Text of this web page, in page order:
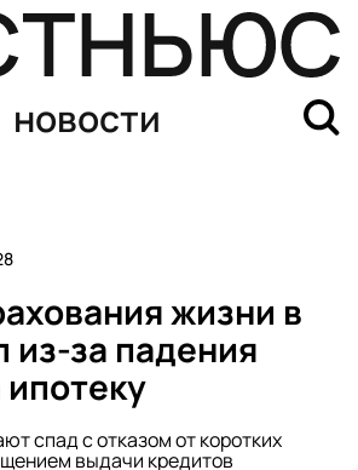
новости
жизни в
из-за падения
спад с отказом от коротких
выдачи кредитов
на фоне сообщений о визите